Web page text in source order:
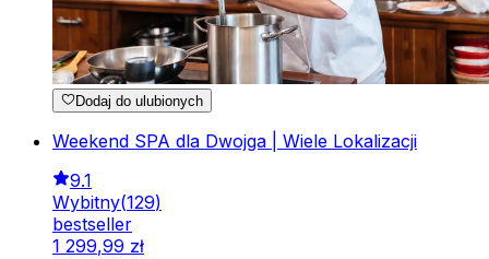
Dodaj do ulubionych
Weekend SPA dla Dwojga | Wiele Lokalizacji
9.1
Wybitny(129)
bestseller
1 299,99 zł